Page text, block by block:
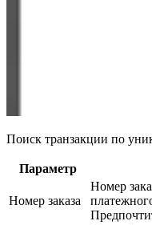
Поиск транзакции по
Параметр
Номер заказа
Номер